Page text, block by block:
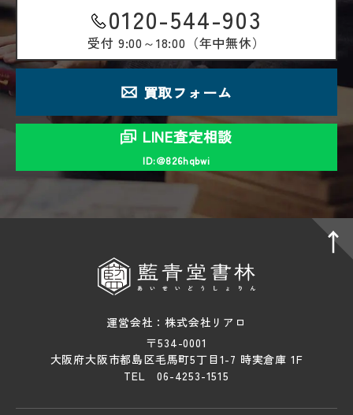
0120-544-903
受付 9:00～18:00（年中無休）
買取フォーム
LINE査定相談
ID:＠826hqbwi
運営会社：株式会社リアロ
〒534-0001
大阪府大阪市都島区毛馬町5丁目1-7 時実倉庫 1F
TEL 06-4253-1515